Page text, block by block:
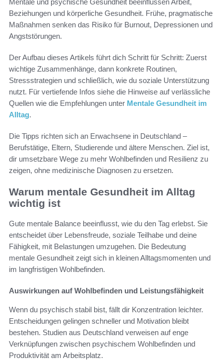
Mentale und psychische Gesundheit beeinflussen Arbeit,
Beziehungen und körperliche Gesundheit. Frühe, pragmatische
Maßnahmen senken das Risiko für Burnout, Depressionen und
Angststörungen.
Der Aufbau dieses Artikels führt dich Schritt für Schritt: Zuerst
wichtige Zusammenhänge, dann konkrete Routinen,
Stressstrategien und schließlich, wie du soziale Unterstützung
nutzt. Für vertiefende Infos siehe die Hinweise auf verlässliche
Quellen wie die Empfehlungen unter Mentale Gesundheit im
Alltag.
Die Tipps richten sich an Erwachsene in Deutschland –
Berufstätige, Eltern, Studierende und ältere Menschen. Ziel ist,
dir umsetzbare Wege zu mehr Wohlbefinden und Resilienz zu
zeigen, ohne medizinische Diagnosen zu ersetzen.
Warum mentale Gesundheit im Alltag
wichtig ist
Gute mentale Balance beeinflusst, wie du den Tag erlebst. Sie
entscheidet über Lebensfreude, soziale Teilhabe und deine
Fähigkeit, mit Belastungen umzugehen. Die Bedeutung
mentale Gesundheit zeigt sich in kleinen Alltagsmomenten und
im langfristigen Wohlbefinden.
Auswirkungen auf Wohlbefinden und Leistungsfähigkeit
Wenn du psychisch stabil bist, fällt dir Konzentration leichter.
Entscheidungen gelingen schneller und Motivation bleibt
bestehen. Studien aus Deutschland verweisen auf enge
Verknüpfungen zwischen psychischem Wohlbefinden und
Produktivität am Arbeitsplatz.